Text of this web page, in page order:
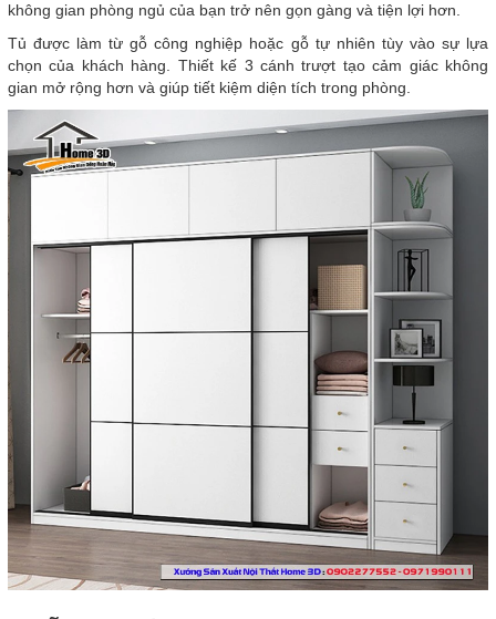
không gian phòng ngủ của bạn trở nên gọn gàng và tiện lợi hơn.
Tủ được làm từ gỗ công nghiệp hoặc gỗ tự nhiên tùy vào sự lựa
chọn của khách hàng. Thiết kế 3 cánh trượt tạo cảm giác không
gian mở rộng hơn và giúp tiết kiệm diện tích trong phòng.